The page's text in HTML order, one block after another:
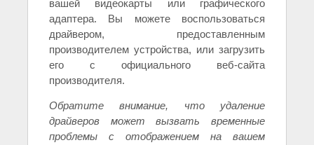
вашей видеокарты или графического
адаптера. Вы можете воспользоваться
драйвером, предоставленным
производителем устройства, или загрузить
его с официального веб-сайта
производителя.
Обратите внимание, что удаление
драйверов может вызвать временные
проблемы с отображением на вашем